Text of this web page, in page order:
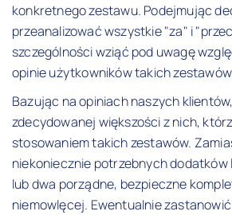
konkretnego zestawu. Podejmując
przeanalizować wszystkie "za" i
szczególności wziąć pod uwagę
opinie użytkowników takich
Bazując na opiniach naszych
zdecydowanej większości z nich,
stosowaniem takich zestawów.
niekoniecznie potrzebnych dodatków
lub dwa porządne, bezpieczne
niemowlęcej. Ewentualnie